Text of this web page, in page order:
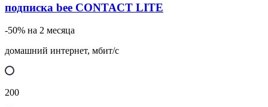
подписка bee CONTACT LITE
-50% на 2 месяца
домашний интернет, мбит/с
200